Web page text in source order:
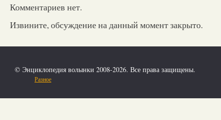
Комментариев нет.
Извините, обсуждение на данный момент закрыто.
© Энциклопедия волынки 2008-2026. Все права защищены.
Разное